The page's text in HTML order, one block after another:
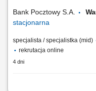
Bank Pocztowy S.A.
stacjonarna
specjalista / specjalistka (mid)
rekrutacja online
4 dni